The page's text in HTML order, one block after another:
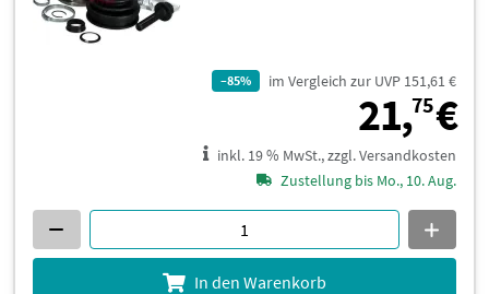
–85% im Vergleich zur UVP 151,61 €
21,75€
inkl. 19 % MwSt., zzgl. Versandkosten
Zustellung bis Mo., 10. Aug.
In den Warenkorb